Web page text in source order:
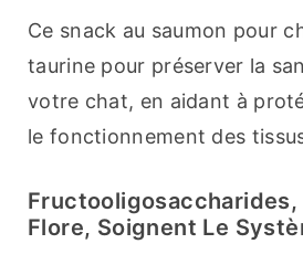
Ce snack au saumon pour
taurine pour préserver la
votre chat, en aidant à
le fonctionnement des
Fructooligosaccharides,
Flore, Soignent Le